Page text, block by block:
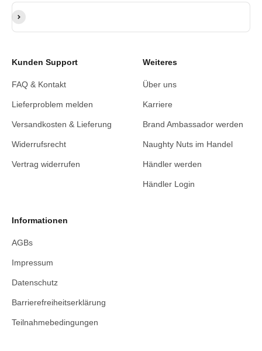
E-Mail-Adresse
Abonnieren
Kunden Support
FAQ & Kontakt
Lieferproblem melden
Versandkosten & Lieferung
Widerrufsrecht
Vertrag widerrufen
Weiteres
Über uns
Karriere
Brand Ambassador werden
Naughty Nuts im Handel
Händler werden
Händler Login
Informationen
AGBs
Impressum
Datenschutz
Barrierefreiheitserklärung
Teilnahmebedingungen